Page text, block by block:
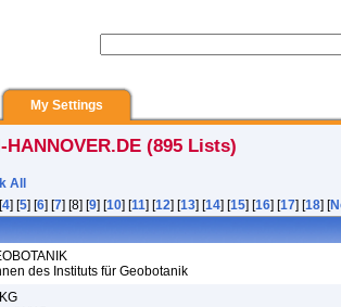
My Settings
HANNOVER.DE (895 Lists)
All
4] [5] [6] [7] [8] [9] [10] [11] [12] [13] [14] [15] [16] [17] [18] [
des Instituts für Geobotanik